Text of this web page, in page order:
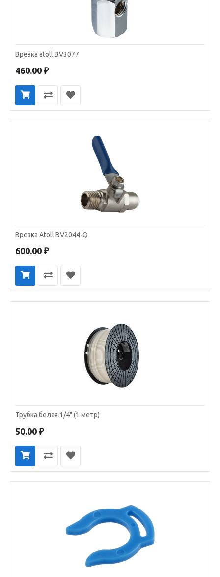
Врезка atoll BV3077
460.00 ₽
Врезка Atoll BV2044-Q
600.00 ₽
Трубка белая 1/4" (1 метр)
50.00 ₽